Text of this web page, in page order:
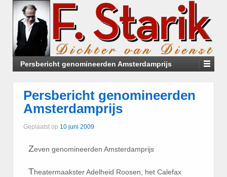
Persbericht genomineerden Amsterdamprijs
Persbericht genomineerden
Amsterdamprijs
Geplaatst op 10 juni 2009
Zeven genomineerden Amsterdamprijs
Theatermaakster Adelheid Roosen, het Calefax